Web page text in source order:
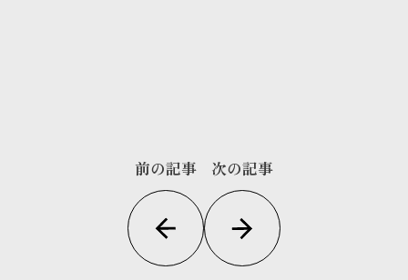
前の記事 次の記事